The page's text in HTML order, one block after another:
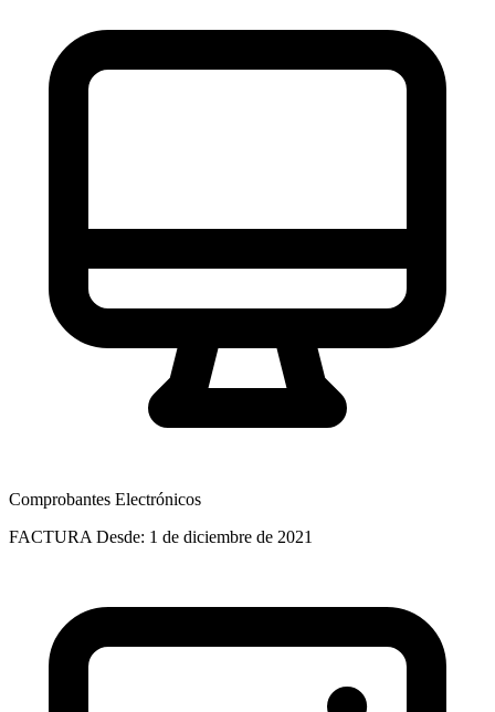
Comprobantes Electrónicos
FACTURA Desde: 1 de diciembre de 2021